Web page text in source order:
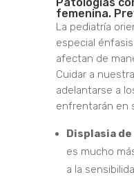
femenina.
La pediatría
especial
afectan de
Cuidar a
adelantarse a
enfrentarán en
Displasia
es mucho
a la